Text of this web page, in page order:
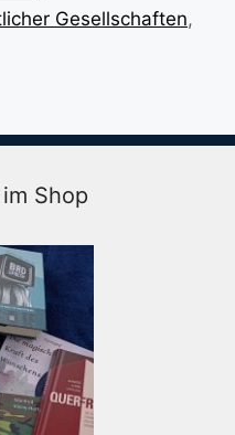
Gesellschaften,
Shop